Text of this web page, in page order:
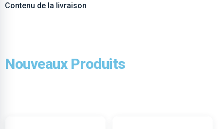
Contenu de la livraison
Nouveaux Produits